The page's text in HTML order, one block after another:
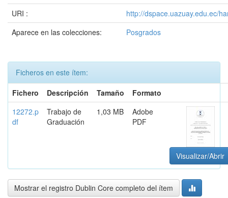
URI :
http://dspace.uazuay.edu.ec/
Aparece en las colecciones:
Posgrados
Ficheros en este ítem:
Fichero
Descripción Tamaño
Formato
12272.p
df
Trabajo de
Graduación
1,03 MB
Adobe
PDF
Visualizar/Abrir
Mostrar el registro Dublin Core completo del ítem